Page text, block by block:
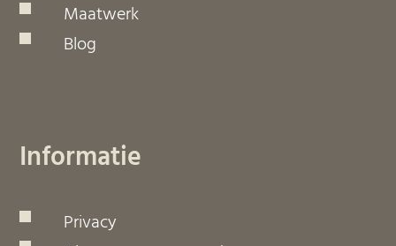
Maatwerk
Blog
Informatie
Privacy